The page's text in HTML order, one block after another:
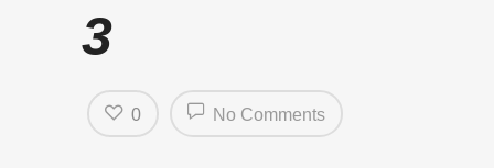
3
No Comments
0